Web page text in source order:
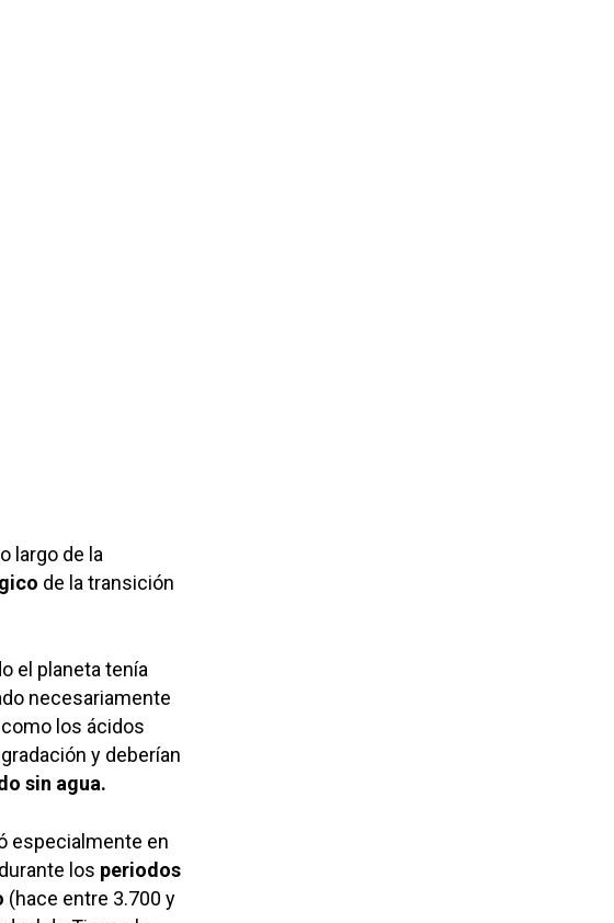
largo de la
de la transición
el planeta tenía
necesariamente
los ácidos
y deberían
sin agua.
especialmente en
los periodos
(hace entre 3.700 y